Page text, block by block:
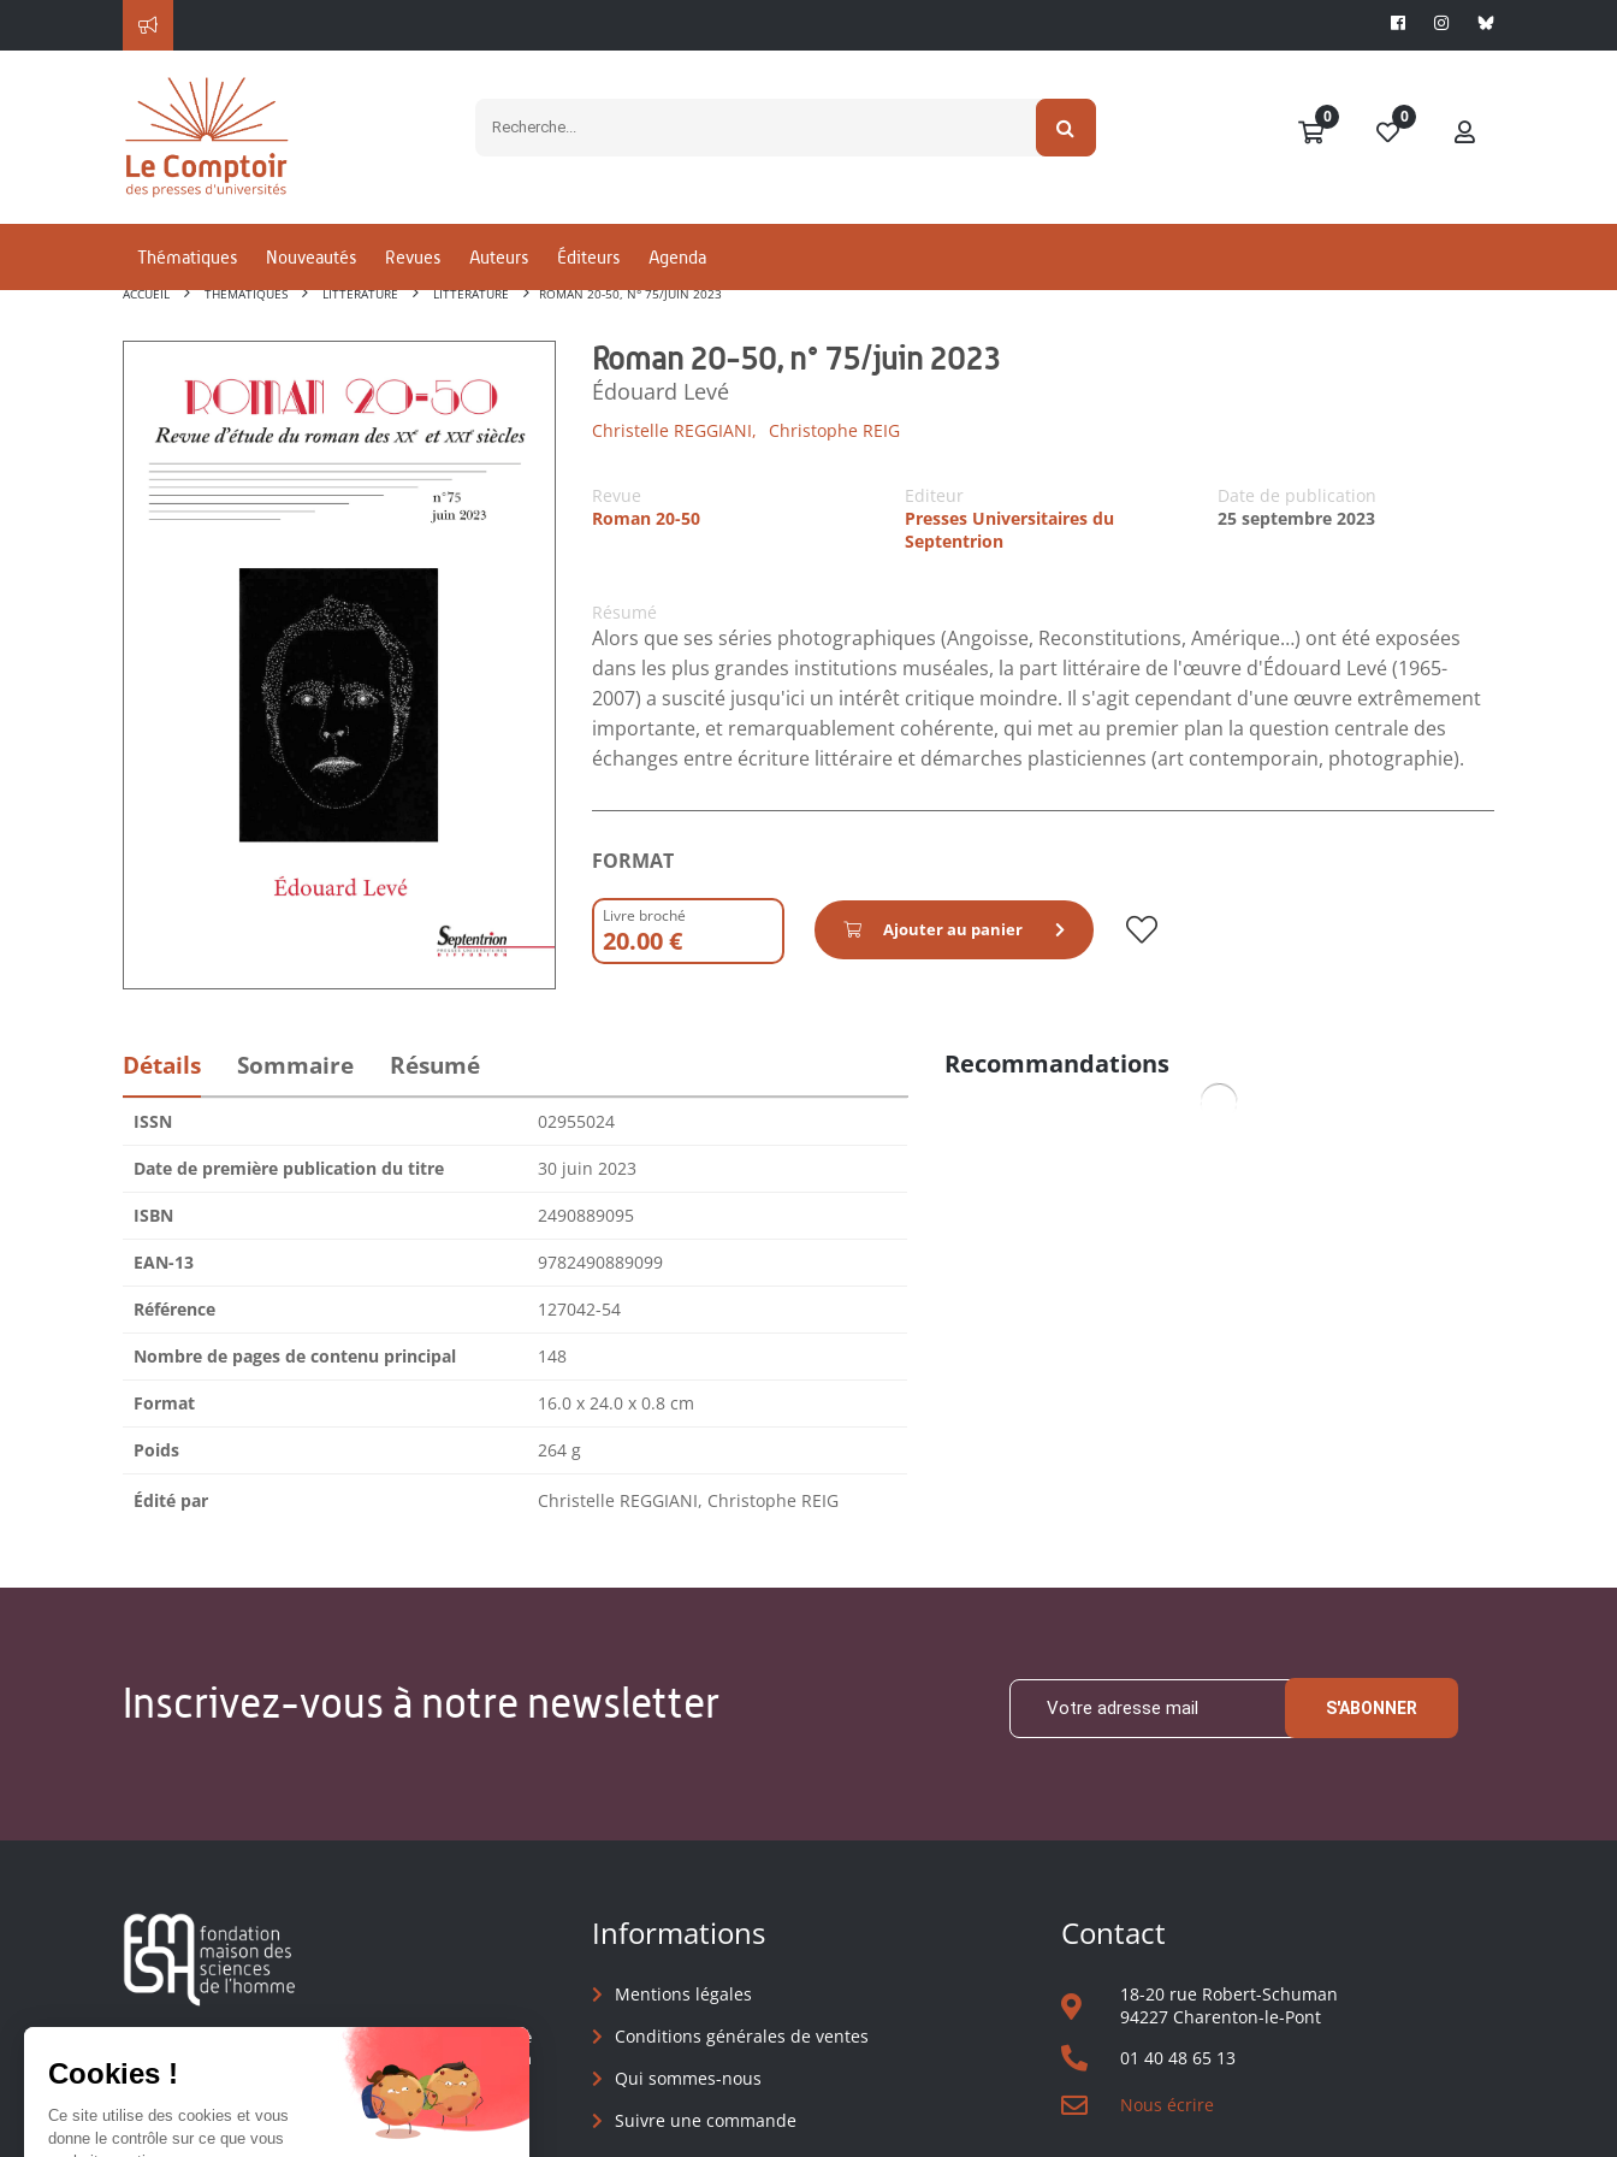
0 0
Thématiques Nouveautés Revues Auteurs Éditeurs Agenda
ACCUEIL THÉMATIQUES LITTÉRATURE LITTÉRATURE ROMAN 20-50, N° 75/JUIN 2023
Roman 20-50, n° 75/juin 2023
Édouard Levé
Christelle REGGIANI, Christophe REIG
Revue
Roman 20-50
Editeur
Presses Universitaires du
Septentrion
Date de publication
25 septembre 2023
Résumé
Alors que ses séries photographiques (Angoisse, Reconstitutions, Amérique…) ont été exposées
dans les plus grandes institutions muséales, la part littéraire de l'œuvre d'Édouard Levé (1965-
2007) a suscité jusqu'ici un intérêt critique moindre. Il s'agit cependant d'une œuvre extrêmement
importante, et remarquablement cohérente, qui met au premier plan la question centrale des
échanges entre écriture littéraire et démarches plasticiennes (art contemporain, photographie).
FORMAT
Livre broché
20.00 € Ajouter au panier
Détails Sommaire Résumé
ISSN 02955024
Date de première publication du titre 30 juin 2023
ISBN 2490889095
EAN-13 9782490889099
Référence 127042-54
Nombre de pages de contenu principal 148
Format 16.0 x 24.0 x 0.8 cm
Poids 264 g
Édité par Christelle REGGIANI, Christophe REIG
Recommandations
Inscrivez-vous à notre newsletter S'ABONNER
Créée en 1963, la Fondation Maison Sciences de l'Homme
soutient la recherche et la diffusion des connaissances en
sciences humaines et sociales.
Informations
Mentions légales
Conditions générales de ventes
Qui sommes-nous
Suivre une commande
Contact
18-20 rue Robert-Schuman
94227 Charenton-le-Pont
01 40 48 65 13
Nous écrire